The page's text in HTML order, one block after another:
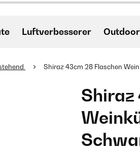
Luftverbesserer
Shiraz 43cm 28 Flaschen
Shiraz